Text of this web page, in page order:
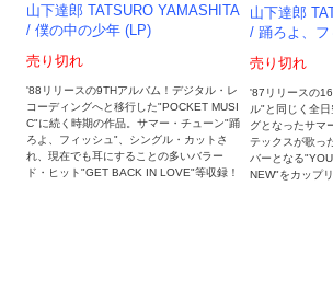
山下達郎 TATSURO YAMASHITA
/ 僕の中の少年 (LP)
売り切れ
'88リリースの9THアルバム！デジタル・レ
コーディングへと移行した"POCKET MUSI
C"に続く時期の作品。サマー・チューン"踊
ろよ、フィッシュ"、シングル・カットさ
れ、現在でも耳にすることの多いバラー
ド・ヒット"GET BACK IN LOVE"等収録！
山下達郎
/ 踊ろよ、
売り切れ
'87リリースの
ル"と同じく全
グとなったサマ
テックスが歌っ
バーとなる
NEW"をカップ